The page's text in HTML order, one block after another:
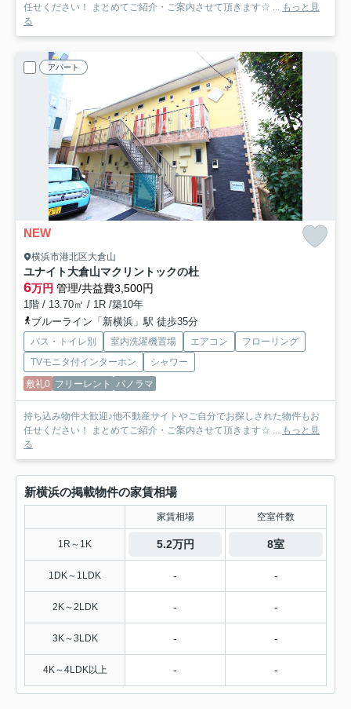
任せください！ まとめてご紹介・ご案内させて頂きます☆ ... もっと見
る
アパート
NEW
横浜市港北区大倉山
ユナイト大倉山マクリントックの杜
6万円 管理/共益費3,500円
1階 / 13.70㎡ / 1R /築10年
ブルーライン「新横浜」駅 徒歩35分
バス・トイレ別 室内洗濯機置場 エアコン
フローリング
TVモニタ付インターホン
シャワー
敷礼0 フリーレント パノラマ
持ち込み物件大歓迎♪他不動産サイトやご自分でお探しされた物件もお
任せください！ まとめてご紹介・ご案内させて頂きます☆ ... もっと見
る
新横浜の掲載物件の家賃相場
家賃相場 空室件数
1R～1K 5.2万円 8室
1DK～1LDK - -
2K～2LDK - -
3K～3LDK - -
4K～4LDK以上 - -